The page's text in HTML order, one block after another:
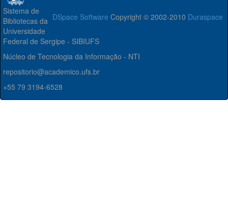
DSpace Software Copyright © 2002-2010 Duraspace
Sistema de
Bibliotecas da
Universidade
Federal de Sergipe - SIBIUFS
Núcleo de Tecnologia da Informação - NTI
repositorio@academico.ufs.br
+55 79 3194-6528